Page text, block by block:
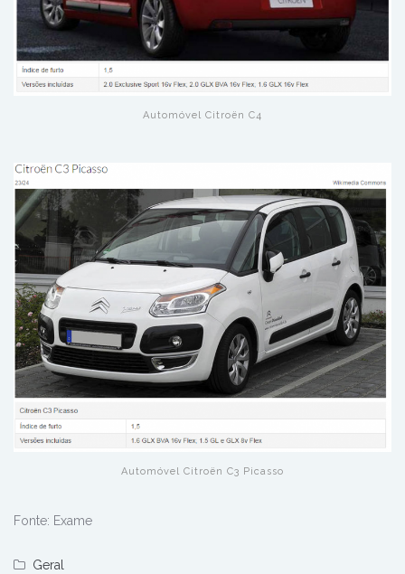
Automóvel Citroën C4
Automóvel Citroën C3 Picasso
Fonte: Exame
Geral